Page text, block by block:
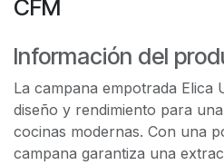
CFM
Información del
La campana empotrada Elica
diseño y rendimiento para
cocinas modernas. Con una
campana garantiza una